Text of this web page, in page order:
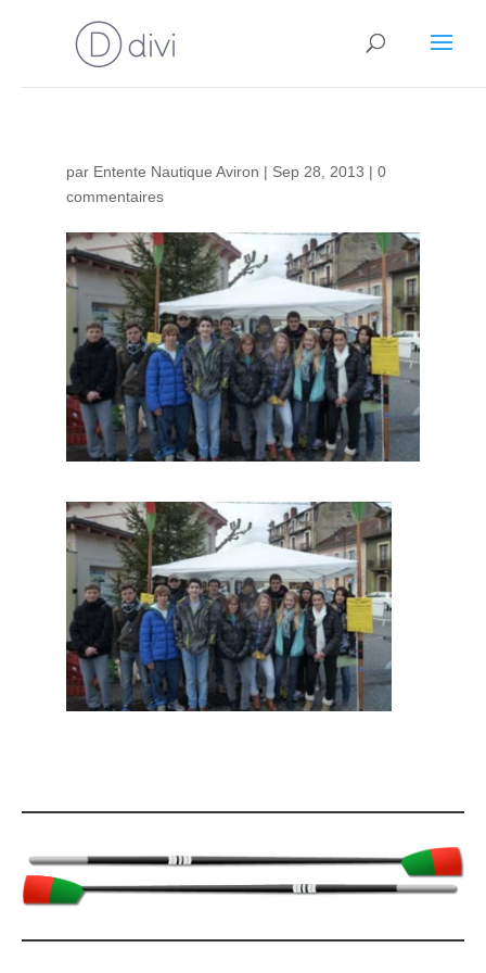
par Entente Nautique Aviron | Sep 28, 2013 | 0
commentaires